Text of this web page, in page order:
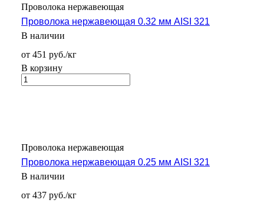
Проволока нержавеющая
Проволока нержавеющая 0.32 мм AISI 321
В наличии
от 451 руб./кг
В корзину
Проволока нержавеющая
Проволока нержавеющая 0.25 мм AISI 321
В наличии
от 437 руб./кг